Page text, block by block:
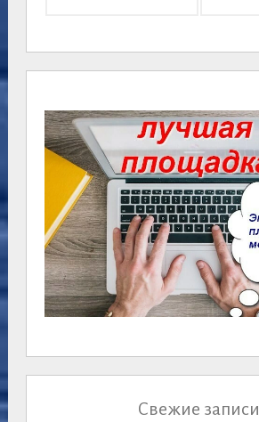
Свежие записи